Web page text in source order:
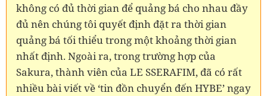
không có đủ thời gian để quảng bá cho nhau đầy
đủ nên chúng tôi quyết định đặt ra thời gian
quảng bá tối thiểu trong một khoảng thời gian
nhất định. Ngoài ra, trong trường hợp của
Sakura, thành viên của LE SSERAFIM, đã có rất
nhiều bài viết về ‘tin đồn chuyển đến HYBE’ ngay